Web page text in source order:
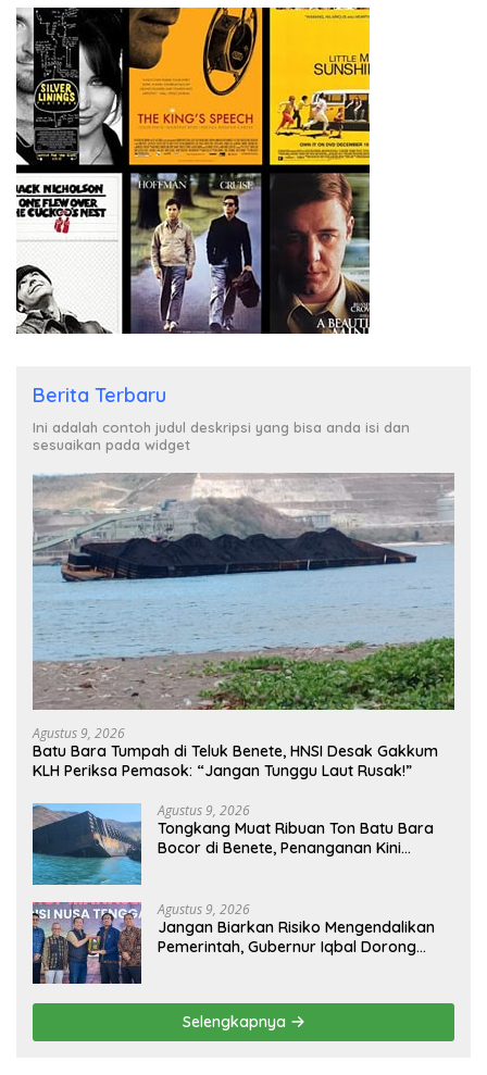
Berita Terbaru
Ini adalah contoh judul deskripsi yang bisa anda isi dan
sesuaikan pada widget
Agustus 9, 2026
Batu Bara Tumpah di Teluk Benete, HNSI Desak Gakkum
KLH Periksa Pemasok: “Jangan Tunggu Laut Rusak!”
Agustus 9, 2026
Tongkang Muat Ribuan Ton Batu Bara
Bocor di Benete, Penanganan Kini
Agustus 9, 2026
Jangan Biarkan Risiko Mengendalikan
Pemerintah, Gubernur Iqbal Dorong
Selengkapnya